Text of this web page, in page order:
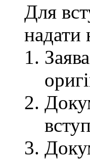
Для
надати